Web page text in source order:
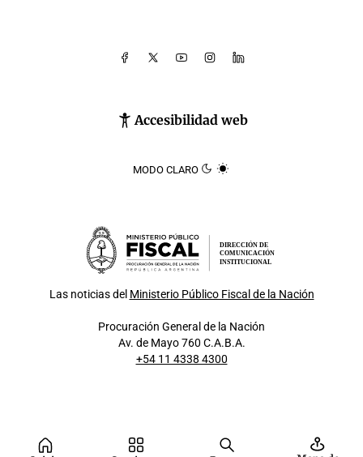
Accesibilidad web
MODO CLARO
DIRECCIÓN DE
COMUNICACIÓN
INSTITUCIONAL
Las noticias del Ministerio Público Fiscal de la Nación
Procuración General de la Nación
Av. de Mayo 760 C.A.B.A.
+54 11 4338 4300